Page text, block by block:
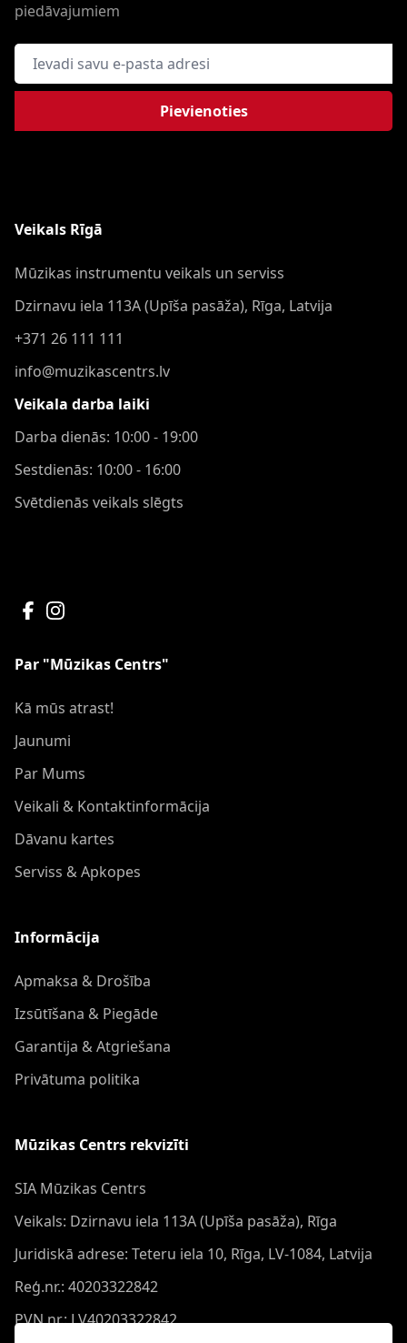
piedāvajumiem
E-pasta adrese
Pievienoties
Veikals Rīgā
Mūzikas instrumentu veikals un serviss
Dzirnavu iela 113A (Upīša pasāža), Rīga, Latvija
+371 26 111 111
info@muzikascentrs.lv
Veikala darba laiki
Darba dienās: 10:00 - 19:00
Sestdienās: 10:00 - 16:00
Svētdienās veikals slēgts
Par "Mūzikas Centrs"
Kā mūs atrast!
Jaunumi
Par Mums
Veikali & Kontaktinformācija
Dāvanu kartes
Serviss & Apkopes
Informācija
Apmaksa & Drošība
Izsūtīšana & Piegāde
Garantija & Atgriešana
Privātuma politika
Mūzikas Centrs rekvizīti
SIA Mūzikas Centrs
Veikals: Dzirnavu iela 113A (Upīša pasāža), Rīga
Juridiskā adrese: Teteru iela 10, Rīga, LV-1084, Latvija
Reģ.nr.: 40203322842
PVN nr.: LV40203322842